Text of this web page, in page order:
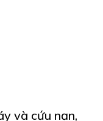
và cứu nạn,